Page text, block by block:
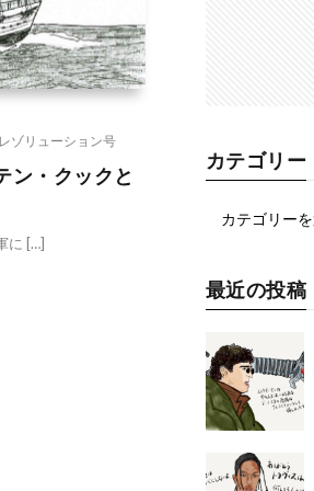
レゾリューション号
ン・クックと
に […]
カテゴリー
最近の投稿